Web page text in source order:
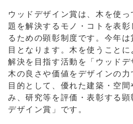
ウッドデザイン賞は、木を使
題を解決するモノ・コトを表
るための顕彰制度です。今年
目となります。木を使うこと
解決を目指す活動を「ウッドデ
木の良さや価値をデザインの
目的として、優れた建築・空間
み、研究等を評価・表彰する顕
デザイン賞」です。